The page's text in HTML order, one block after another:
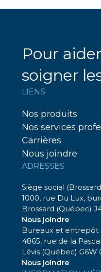
Pour
soigner
LIENS
Nos produits
Nos services
Carrières
Nous joindre
ADRESSES
Siège social
1000, rue Du Lux,
Brossard (Québec)
Nous joindre
Bureaux et entrepôt
4865, rue de la
Lévis (Québec) G6W
Nous joindre